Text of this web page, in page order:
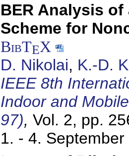
BER Analysis
Scheme for
BibTEX
D. Nikolai, K.-D.
IEEE 8th
Indoor and
97), Vol. 2, pp.
1. - 4. September